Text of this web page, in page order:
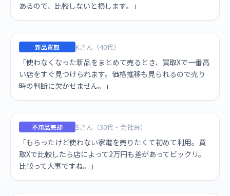
あるので、比較しないと損します。」
新品買取 Kさん（40代）
「使わなくなった新品をまとめて売るとき、買取Xで一番高
い店をすぐ見つけられます。価格推移も見られるので売り
時の判断に欠かせません。」
不用品売却 Sさん（30代・会社員）
「もらったけど使わない家電を売りたくて初めて利用。買
取Xで比較したら店によって2万円も差があってビックリ。
比較って大事ですね。」